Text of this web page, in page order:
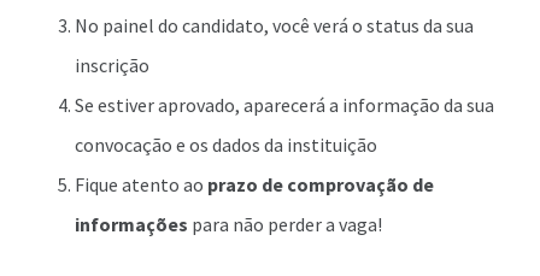
No painel do candidato, você verá o status da sua
inscrição
Se estiver aprovado, aparecerá a informação da sua
convocação e os dados da instituição
Fique atento ao prazo de comprovação de
informações para não perder a vaga!